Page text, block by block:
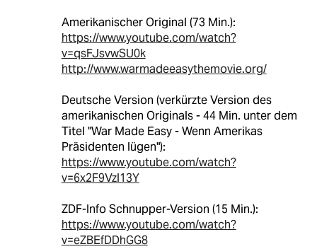
Amerikanischer Original (73 Min.):
https://www.youtube.com/watch?
v=qsFJsvwSU0k
http://www.warmadeeasythemovie.org/
Deutsche Version (verkürzte Version des
amerikanischen Originals - 44 Min. unter dem
Titel "War Made Easy - Wenn Amerikas
Präsidenten lügen"):
https://www.youtube.com/watch?
v=6x2F9Vzl13Y
ZDF-Info Schnupper-Version (15 Min.):
https://www.youtube.com/watch?
v=eZBEfDDhGG8